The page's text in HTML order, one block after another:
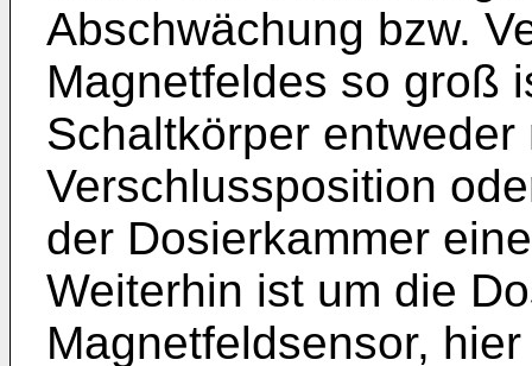
Abschwächung bzw.
Magnetfeldes so groß
Schaltkörper
Verschlussposition
der Dosierkammer
Weiterhin ist um die
Magnetfeldsensor,